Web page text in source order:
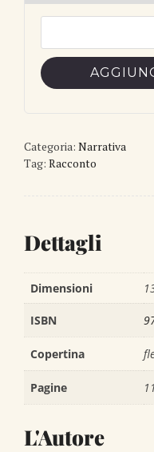
racconti
erranti
quantità
Categoria: Narrativa
Tag: Racconto
Dettagli
Dimensioni
ISBN
Copertina
Pagine
L'Autore